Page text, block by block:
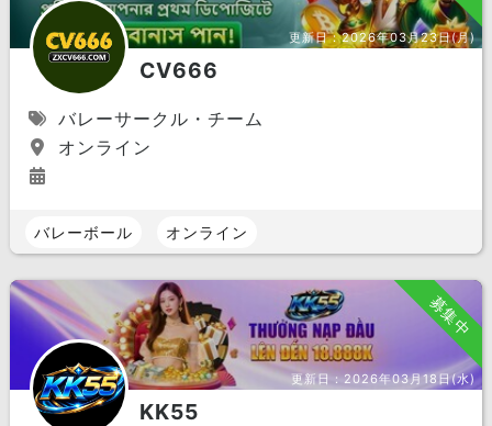
更新日：2026年03月23日(月)
CV666
バレーサークル・チーム
オンライン
バレーボール オンライン
募集中
更新日：2026年03月18日(水)
KK55